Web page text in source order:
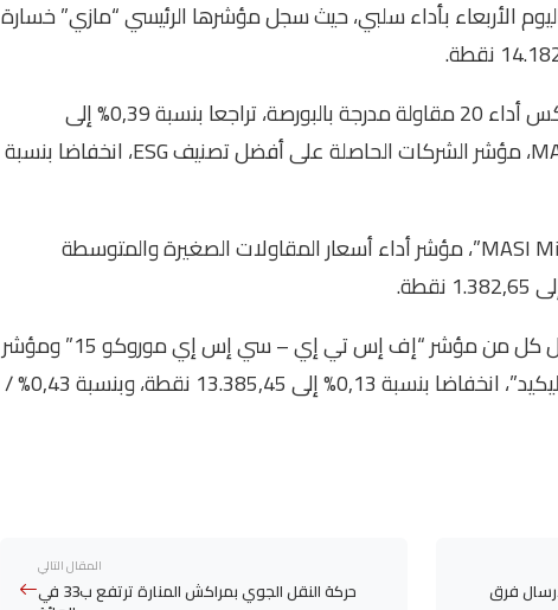
اليوم الأربعاء بأداء سلبي، حيث سجل مؤشرها الرئيسي “مازي” خسارة
وسجل مؤشر “MASI.20″، الذي يعكس أداء 20 مقاولة مدرجة بالبورصة، تراجعا بنسبة 0,39% إلى
1.143,25 نقطة. كما حقق MASI.ESG، مؤشر الشركات الحاصلة على أفضل تصنيف ESG، انخفاضا بنسبة
من جهته، تراجع “MASI Mid and Small Cap”، مؤشر أداء أسعار المقاولات الصغيرة والمتوسطة
في ما يخص المؤشرات الدولية، سجل كل من مؤشر “إف إس تي إي – سي إس إي موروكو 15” ومؤشر
“إف تي إس إس إي موروكو آل – ليكيد”، انخفاضا بنسبة 0,13% إلى 13.385,45 نقطة، وبنسبة 0,43% /
فرق
المقال التالي
حركة النقل الجوي بمراكش المنارة ترتفع ب33 في